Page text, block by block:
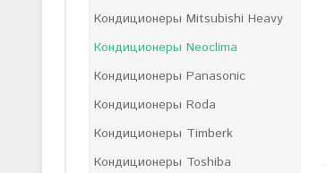
Кондиционеры Mitsubishi Heavy
Кондиционеры Neoclima
Кондиционеры Panasonic
Кондиционеры Roda
Кондиционеры Timberk
Кондиционеры Toshiba